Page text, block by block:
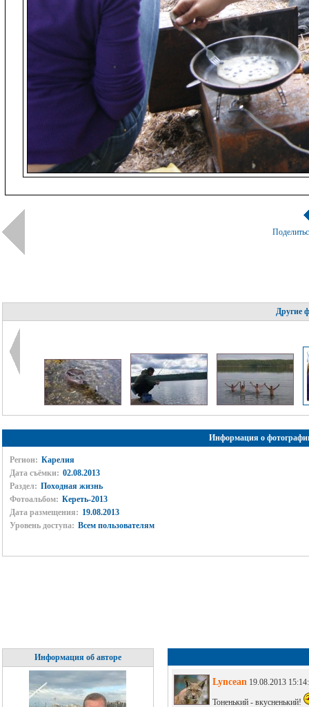
Другие
Информация о
Регион: Карелия
Дата съёмки: 02.08.2013
Раздел: Походная жизнь
Фотоальбом: Кереть-2013
Дата размещения: 19.08.2013
Уровень доступа: Всем пользователям
Информация об авторе
Lyncean19.08.2013
Тоненький - вкусненький!